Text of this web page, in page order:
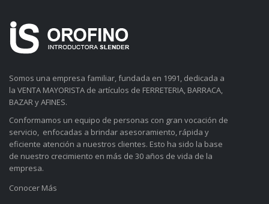
Somos una empresa familiar, fundada en 1991, dedicada a
la VENTA MAYORISTA de artículos de FERRETERIA, BARRACA,
BAZAR y AFINES.
Conformamos un equipo de personas con gran vocación de
servicio, enfocadas a brindar asesoramiento, rápida y
eficiente atención a nuestros clientes. Esto ha sido la base
de nuestro crecimiento en más de 30 años de vida de la
empresa.
Conocer Más